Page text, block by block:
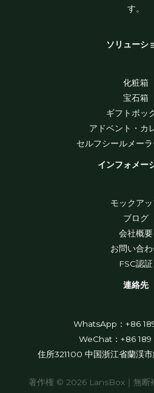
す。
ソリューシ
化粧箱
宝石箱
ギフトボッ
アドベント・カ
セルフシールメー
インフォメー
モックア
ブログ
会社概要
お問い合
FSC認証
連絡先
WhatsApp：+86
WeChat：+86 189
住所321100 中国浙江省蘭渓
著作権 © 2026 LansBox｜無断